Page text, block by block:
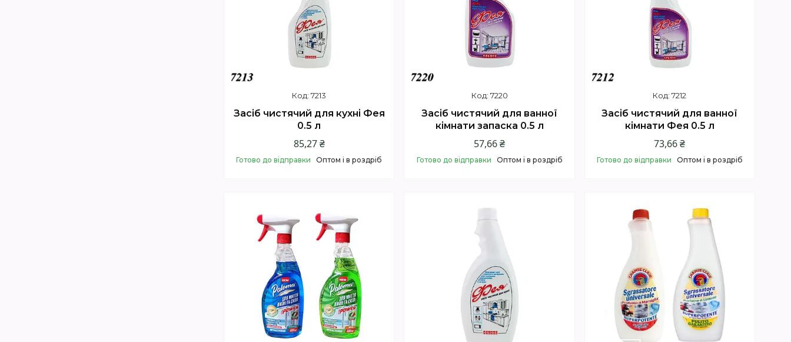
7213
Засіб чистячий для кухні Фея
0.5 л
85,27 ₴
Готово до відправки Оптом і в роздріб
7220
Засіб чистячий для ванної
кімнати запаска 0.5 л
57,66 ₴
Готово до відправки Оптом і в роздріб
7212
Засіб чистячий для ванної
кімнати Фея 0.5 л
73,66 ₴
Готово до відправки Оптом і в роздріб